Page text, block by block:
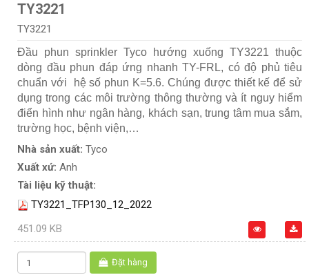
TY3221
TY3221
Đầu phun sprinkler Tyco hướng xuống TY3221 thuộc
dòng đầu phun đáp ứng nhanh TY-FRL, có độ phủ tiêu
chuẩn với hệ số phun K=5.6. Chúng được thiết kế để sử
dụng trong các môi trường thông thường và ít nguy hiểm
điển hình như ngân hàng, khách sạn, trung tâm mua sắm,
trường học, bệnh viện,…
Nhà sản xuất: Tyco
Xuất xứ: Anh
Tài liệu kỹ thuật:
TY3221_TFP130_12_2022
451.09 KB
Đặt hàng